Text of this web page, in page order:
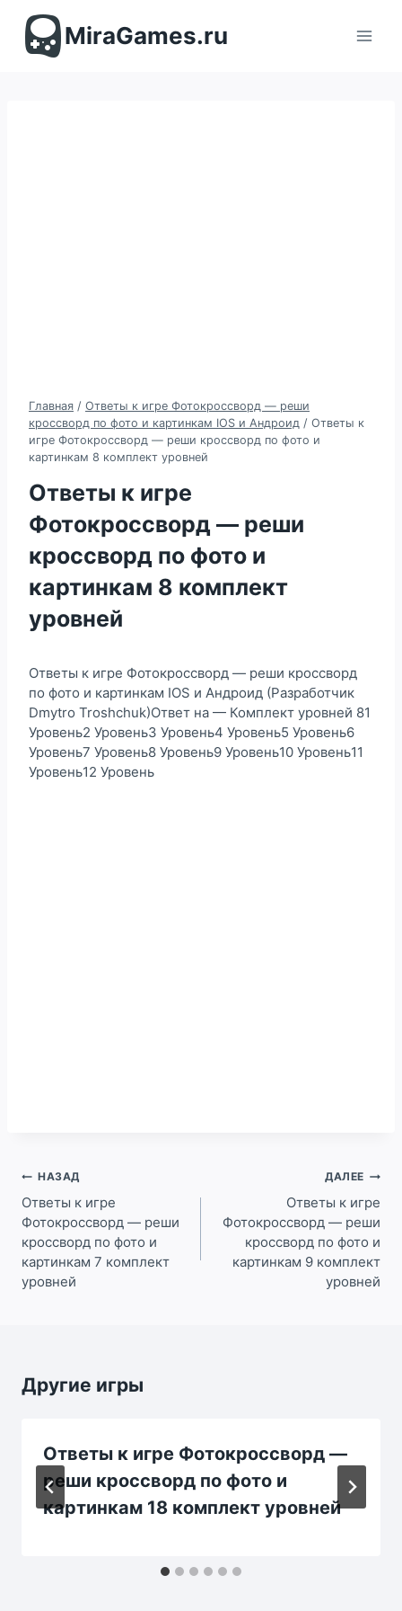
содержимомуMiraGames.ru
Главная / Ответы к игре Фотокроссворд — реши
кроссворд по фото и картинкам IOS и Андроид / Ответы к
игре Фотокроссворд — реши кроссворд по фото и
картинкам 8 комплект уровней
Ответы к игре
Фотокроссворд — реши
кроссворд по фото и
картинкам 8 комплект
уровней
Ответы к игре Фотокроссворд — реши кроссворд
по фото и картинкам IOS и Андроид (Разработчик
Dmytro Troshchuk)Ответ на — Комплект уровней 81
Уровень2 Уровень3 Уровень4 Уровень5 Уровень6
Уровень7 Уровень8 Уровень9 Уровень10 Уровень11
Уровень12 Уровень
Навигация
по
записям
НАЗАД
Ответы к игре
Фотокроссворд — реши
кроссворд по фото и
картинкам 7 комплект
уровней
ДАЛЕЕ
Ответы к игре
Фотокроссворд — реши
кроссворд по фото и
картинкам 9 комплект
уровней
Другие игры
Ответы к игре Фотокроссворд —
реши кроссворд по фото и
картинкам 18 комплект уровней